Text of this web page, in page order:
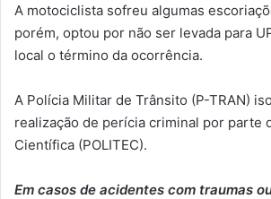
A motociclista sofreu algumas
porém, optou por não ser levada para
local o término da ocorrência.
A Polícia Militar de Trânsito (P-TRAN)
realização de perícia criminal por parte
Científica (POLITEC).
Em casos de acidentes com traumas